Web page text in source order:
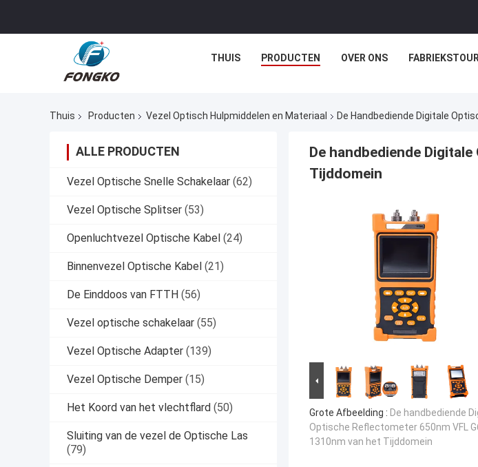
THUIS PRODUCTEN OVER ONS FABRIEKSTOUR
Thuis Producten Vezel Optisch Hulpmiddelen en Materiaal De Handbediende Digitale
ALLE PRODUCTEN
Vezel Optische Snelle Schakelaar (62)
Vezel Optische Splitser (53)
Openluchtvezel Optische Kabel (24)
Binnenvezel Optische Kabel (21)
De Einddoos van FTTH (56)
Vezel optische schakelaar (55)
Vezel Optische Adapter (139)
Vezel Optische Demper (15)
Het Koord van het vlechtflard (50)
Sluiting van de vezel de Optische Las
(79)
De handbediende
Tijddomein
Grote Afbeelding : De handbediende
Optische Reflectometer 650nm VFL
1310nm van het Tijddomein